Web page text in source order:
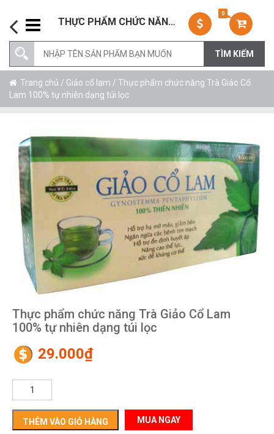
THỰC PHẨM CHỨC NĂNG TRÀ GIẢO CỔ LAM 100% TỰ NHIÊN DẠNG TÚI LỌC
0
Trang chủ / Giảo cổ lam / Thực phẩm chức năng Trà Giảo Cổ
Lam 100% tự nhiên dạng túi lọc
Thực phẩm chức năng Trà Giảo Cổ Lam
100% tự nhiên dạng túi lọc
29.000₫
Thực
chức
năngTHÊM VÀO GIỎ HÀNG